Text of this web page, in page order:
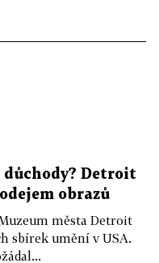
důchody? Detroit
obrazů
města Detroit
sbírek umění v USA.